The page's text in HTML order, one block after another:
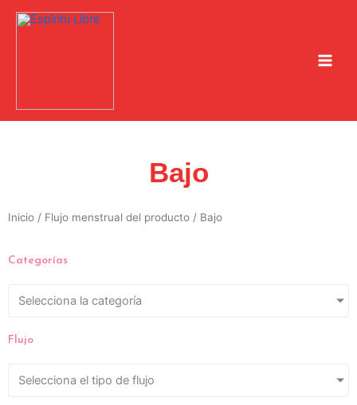
Bajo
Inicio / Flujo menstrual del producto / Bajo
Categorías
Selecciona la categoría
Flujo
Selecciona el tipo de flujo